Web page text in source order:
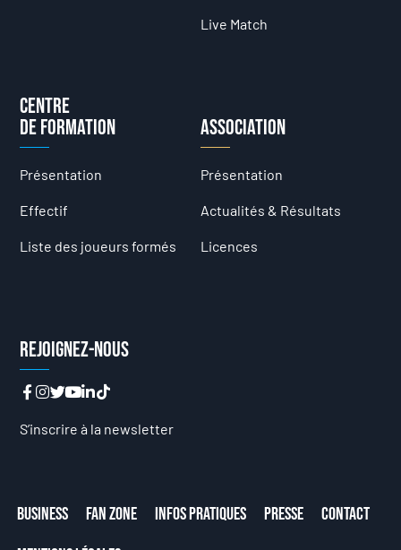
Live Match
Centre
de formation
Présentation
Effectif
Liste des joueurs formés
Association
Présentation
Actualités & Résultats
Licences
Rejoignez-nous
S’inscrire à la newsletter
Business Fan Zone Infos Pratiques Presse
Contact